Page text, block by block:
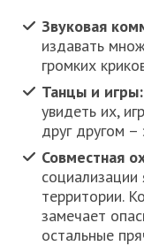
Звуковая
издавать
громких
Танцы и игры:
увидеть их,
друг другом
Совместная
социализации
территории.
замечает
остальные